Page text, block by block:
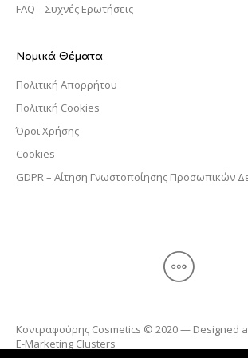
FAQ – Συχνές Ερωτήσεις
Νομικά Θέματα
Πολιτική Απορρήτου
Πολιτική Cookies
Όροι Χρήσης
Cookies
GDPR – Αίτηση Γνωστοποίησης Προσωπικών
Κοντραφούρης Cosmetics © 2020 — Designed
E-Marketing Clusters